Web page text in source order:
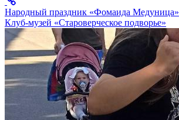
Народный праздник «Фомаида Медуница»
Клуб-музей «Староверческое подворье»